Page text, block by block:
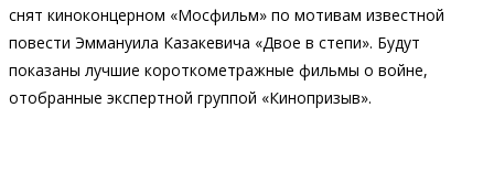
снят киноконцерном «Мосфильм» по мотивам известной
повести Эммануила Казакевича «Двое в степи». Будут
показаны лучшие короткометражные фильмы о войне,
отобранные экспертной группой «Кинопризыв».